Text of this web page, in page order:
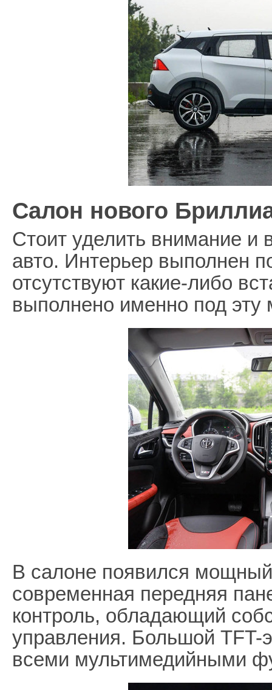
Салон нового
Стоит уделить внимание и
авто. Интерьер выполнен
отсутствуют какие-либо
выполнено именно под эту
В салоне появился
современная передняя
контроль, обладающий
управления. Большой TFT-
всеми мультимедийными